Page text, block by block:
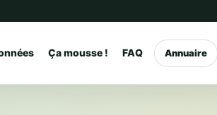
Ça mousse ! FAQ Annuaire